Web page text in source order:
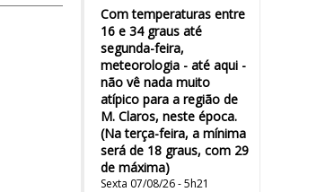
Com temperaturas entre
16 e 34 graus até
segunda-feira,
meteorologia - até aqui -
não vê nada muito
atípico para a região de
M. Claros, neste época.
(Na terça-feira, a mínima
será de 18 graus, com 29
de máxima)
Sexta 07/08/26 - 5h21